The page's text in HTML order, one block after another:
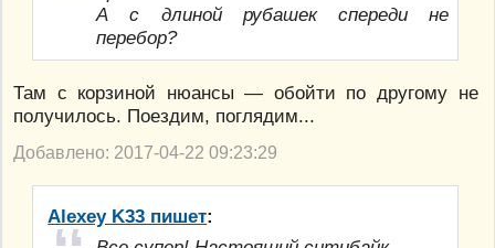
А с длиной рубашек спереди не
перебор?
Там с корзиной нюансы — обойти по другому не
получилось. Поездим, поглядим...
Добавлено: 2017-04-22 09:23:29
Alexey K33 пишет: